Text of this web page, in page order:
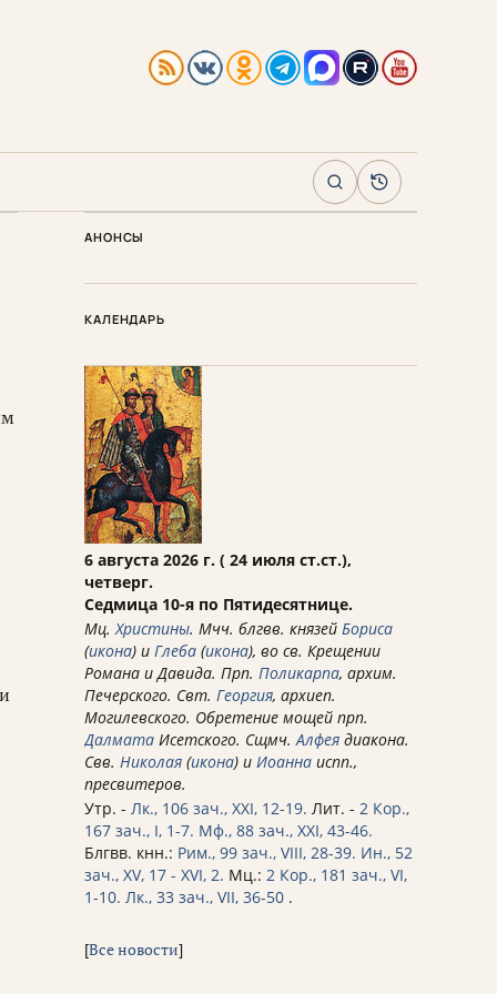
ПоискАрхив
АНОНСЫ
КАЛЕНДАРЬ
6 августа 2026 г. ( 24 июля ст.ст.),
четверг.
Седмица 10-я по Пятидесятнице.
Мц.Христины. Мчч. блгвв. князей Бориса
(икона) и Глеба (икона), во св. Крещении
Романа и Давида. Прп. Поликарпа, архим.
Печерского. Свт. Георгия, архиеп.
Могилевского. Обретение мощей прп.
Далмата Исетского. Сщмч.Алфея диакона.
Свв. Николая (икона) и Иоанна испп.,
пресвитеров.
Утр. - Лк., 106 зач., XXI, 12-19. Лит. - 2 Кор.,
167 зач., I, 1-7. Мф., 88 зач., XXI, 43-46.
Блгвв. кнн.: Рим., 99 зач., VIII, 28-39. Ин., 52
зач., XV, 17 - XVI, 2. Мц.: 2 Кор., 181 зач., VI,
1-10. Лк., 33 зач., VII, 36-50 .
[Все новости]